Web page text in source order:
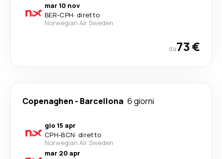
mar 10 nov
BER-CPH· diretto
Norwegian Air Sweden
da73 €
Copenaghen - Barcellona 6 giorni
gio 15 apr
CPH-BCN· diretto
Norwegian Air Sweden
mar 20 apr